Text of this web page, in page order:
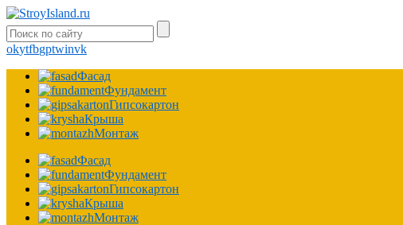
okytfbgptwinvk
Фасад
Фундамент
Гипсокартон
Крыша
Монтаж
Фасад
Фундамент
Гипсокартон
Крыша
Монтаж